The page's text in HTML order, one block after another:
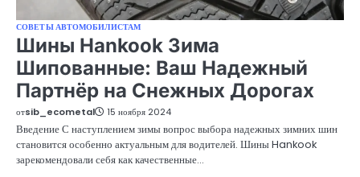
СОВЕТЫ АВТОМОБИЛИСТАМ
Шины Hankook Зима
Шипованные: Ваш Надежный
Партнёр на Снежных Дорогах
отsib_ecometal 15 ноября 2024
Введение С наступлением зимы вопрос выбора надежных зимних шин
становится особенно актуальным для водителей. Шины Hankook
зарекомендовали себя как качественные…